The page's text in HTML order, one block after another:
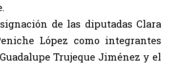
de las diputadas Clara
López como integrantes
Trujeque Jiménez y el